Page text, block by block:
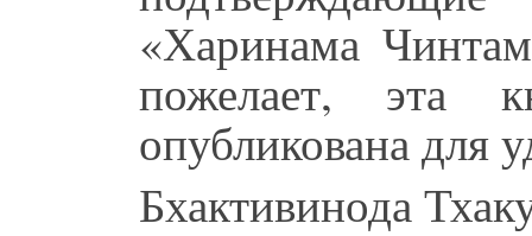
«Харинама
пожелает, эта
опубликована для
Бхактивинода